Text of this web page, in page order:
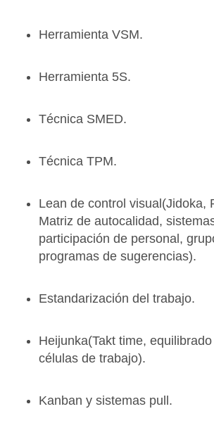
Herramienta VSM.
Herramienta 5S.
Técnica SMED.
Técnica TPM.
Lean de control visual(Jidoka,
Matriz de autocalidad,
participación de personal,
programas de sugerencias).
Estandarización del trabajo.
Heijunka(Takt time,
células de trabajo).
Kanban y sistemas pull.